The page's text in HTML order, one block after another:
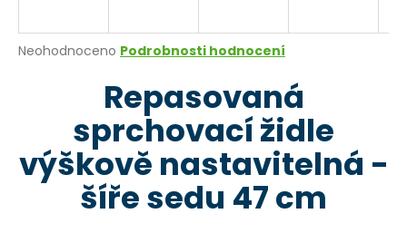
Průměrné
5
hvězdiček.
Neohodnoceno Podrobnosti hodnocení
Repasovaná
sprchovací židle
výškově nastavitelná -
šíře sedu 47 cm
j
HLEDAT